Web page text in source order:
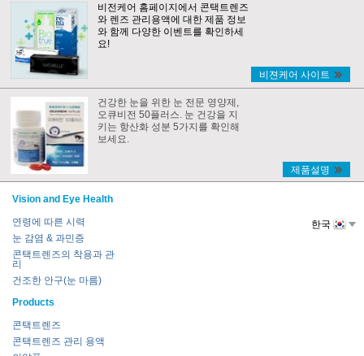
비전케어 홈페이지에서 콘택트렌즈
와 렌즈 관리용액에 대한 제품 정보
와 함께 다양한 이벤트를 확인하세
요!
비젼케어 사이트
건강한 눈을 위한 눈 전문 영양제,
오큐비전 50플러스. 눈 건강을 지
키는 항산화 성분 5가지를 확인해
보세요.
제품설명
Vision and Eye Health
연령에 따른 시력
눈 감염 & 과민증
콘택트렌즈의 착용과 관
리
건조한 안구(눈 마름)
Products
콘택트렌즈
콘택트렌즈 관리 용액
한국